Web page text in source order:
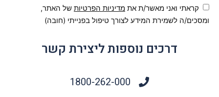
קראתי ואני מאשר/ת את מדיניות הפרטיות של האתר,
ומסכים/ה לשמירת המידע לצורך טיפול בפנייתי (חובה)
דרכים נוספות ליצירת קשר
1800-262-000